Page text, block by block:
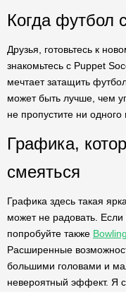
Когда футбол
Друзья, готовьтесь к
знакомьтесь с Puppet
мечтает затащить
может быть лучше, чем
не пропустите ни одного
Графика,
смеяться
Графика здесь такая
может не радовать.
попробуйте также
Расширенные
большими головами и
невероятный эффект. Я